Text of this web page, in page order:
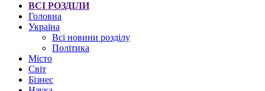
ВСІ РОЗДІЛИ
Головна
Україна
Всі новини розділу
Політика
Місто
Світ
Бізнес